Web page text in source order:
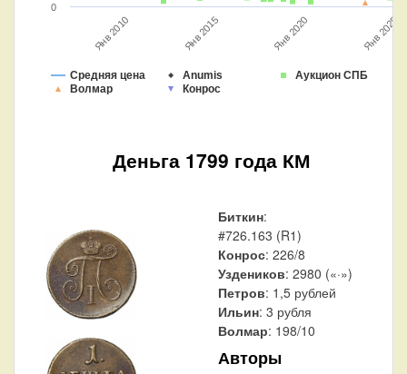
Средняя цена Anumis
Аукцион СПБ
Волмар
Конрос
Янв 2010 Янв 2015 Янв 2020 Янв 2025
0
Деньга 1799 года КМ
Биткин:
#726.163 (R1)
Конрос: 226/8
Уздеников: 2980 («·»)
Петров: 1,5 рублей
Ильин: 3 рубля
Волмар: 198/10
Авторы